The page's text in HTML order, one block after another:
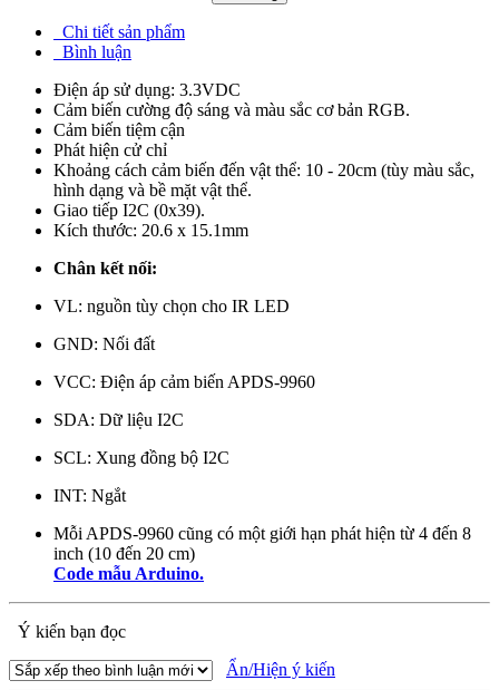
Chi tiết sản phẩm
Bình luận
Điện áp sử dụng: 3.3VDC
Cảm biến cường độ sáng và màu sắc cơ bản RGB.
Cảm biến tiệm cận
Phát hiện cử chỉ
Khoảng cách cảm biến đến vật thể: 10 - 20cm (tùy màu sắc,
hình dạng và bề mặt vật thể.
Giao tiếp I2C (0x39).
Kích thước: 20.6 x 15.1mm
Chân kết nối:
VL: nguồn tùy chọn cho IR LED
GND: Nối đất
VCC: Điện áp cảm biến APDS-9960
SDA: Dữ liệu I2C
SCL: Xung đồng bộ I2C
INT: Ngắt
Mỗi APDS-9960 cũng có một giới hạn phát hiện từ 4 đến 8
inch (10 đến 20 cm)
Code mẫu Arduino.
Ý kiến bạn đọc
Ẩn/Hiện ý kiến